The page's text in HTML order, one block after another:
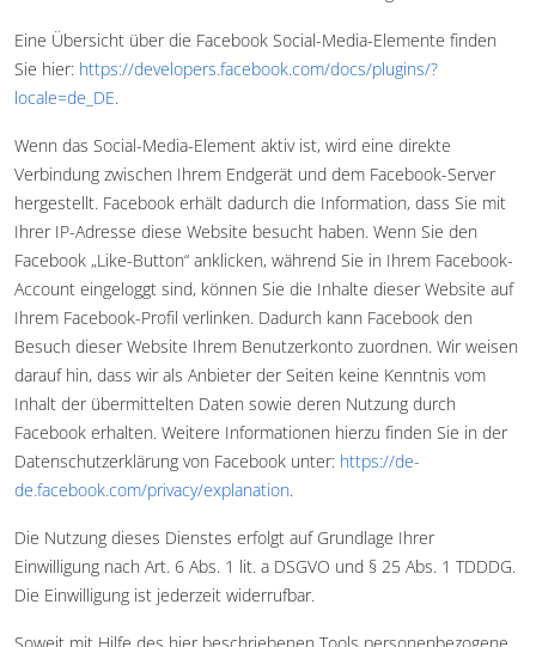
Eine Übersicht über die Facebook Social-Media-Elemente finden
Sie hier: https://developers.facebook.com/docs/plugins/?
locale=de_DE.
Wenn das Social-Media-Element aktiv ist, wird eine direkte
Verbindung zwischen Ihrem Endgerät und dem Facebook-Server
hergestellt. Facebook erhält dadurch die Information, dass Sie mit
Ihrer IP-Adresse diese Website besucht haben. Wenn Sie den
Facebook „Like-Button“ anklicken, während Sie in Ihrem Facebook-
Account eingeloggt sind, können Sie die Inhalte dieser Website auf
Ihrem Facebook-Profil verlinken. Dadurch kann Facebook den
Besuch dieser Website Ihrem Benutzerkonto zuordnen. Wir weisen
darauf hin, dass wir als Anbieter der Seiten keine Kenntnis vom
Inhalt der übermittelten Daten sowie deren Nutzung durch
Facebook erhalten. Weitere Informationen hierzu finden Sie in der
Datenschutzerklärung von Facebook unter: https://de-
de.facebook.com/privacy/explanation.
Die Nutzung dieses Dienstes erfolgt auf Grundlage Ihrer
Einwilligung nach Art. 6 Abs. 1 lit. a DSGVO und § 25 Abs. 1 TDDDG.
Die Einwilligung ist jederzeit widerrufbar.